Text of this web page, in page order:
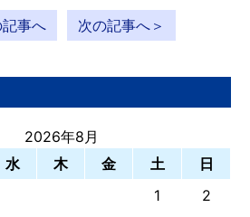
記事へ 次の記事へ＞
2026年8月
水 木 金 土
日
1
2